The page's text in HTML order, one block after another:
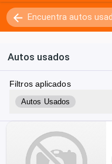
Autos usados
Filtros aplicados
Autos Usados